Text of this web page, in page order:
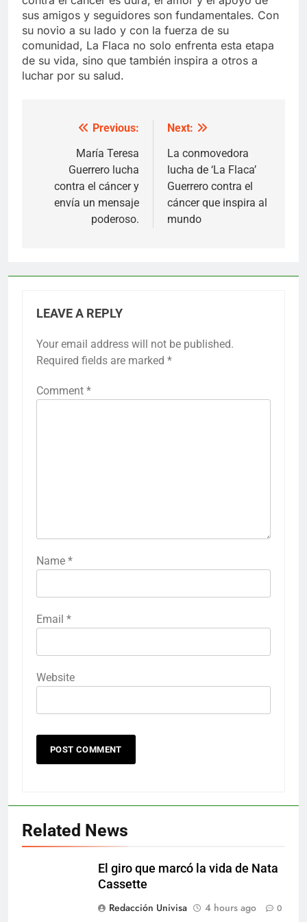
sus amigos y seguidores son fundamentales. Con
su novio a su lado y con la fuerza de su
comunidad, La Flaca no solo enfrenta esta etapa
de su vida, sino que también inspira a otros a
luchar por su salud.
navigation
Previous:
María Teresa
Guerrero lucha
contra el cáncer y
envía un mensaje
poderoso.
Next:
La conmovedora
lucha de ‘La Flaca’
Guerrero contra el
cáncer que inspira al
mundo
LEAVE A REPLY
Your email address will not be published.
Required fields are marked *
Comment *
Name *
Email *
Website
Related News
El giro que marcó la vida de Nata
Cassette
Redacción Univisa
4 hours ago 0